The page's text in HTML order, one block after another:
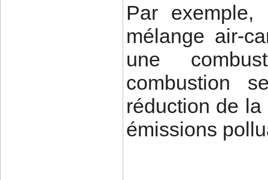
Par
mélange air-
une
combustion
réduction de
émissions